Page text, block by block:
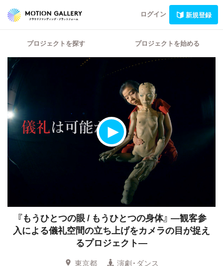
ログイン 新規登録
プロジェクトを探す プロジェクトを始める
『もうひとつの眼 / もうひとつの身体』 ―観客参
入による儀礼空間の立ち上げをカメラの目が捉え
るプロジェクト―
東京都
演劇・ダンス